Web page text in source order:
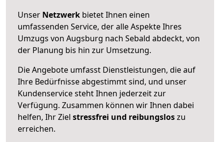
Unser Netzwerk bietet Ihnen einen
umfassenden Service, der alle Aspekte Ihres
Umzugs von Augsburg nach Sebald abdeckt, von
der Planung bis hin zur Umsetzung.
Die Angebote umfasst Dienstleistungen, die auf
Ihre Bedürfnisse abgestimmt sind, und unser
Kundenservice steht Ihnen jederzeit zur
Verfügung. Zusammen können wir Ihnen dabei
helfen, Ihr Ziel stressfrei und reibungsloszu
erreichen.